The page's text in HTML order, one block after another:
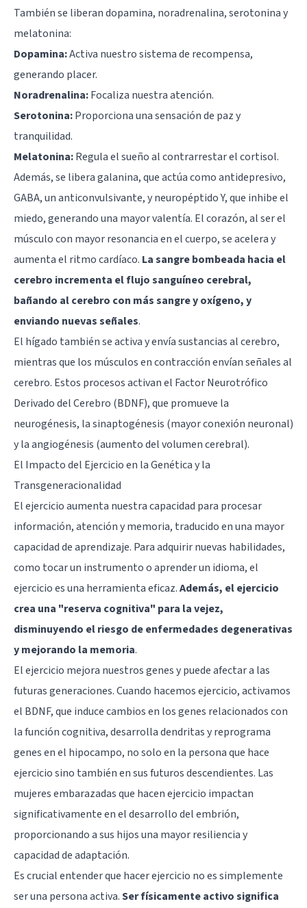
También se liberan dopamina, noradrenalina, serotonina y
melatonina:
Dopamina:Activa nuestro sistema de recompensa,
generando placer.
Noradrenalina:Focaliza nuestra atención.
Serotonina:Proporciona una sensación de paz y
tranquilidad.
Melatonina:Regula el sueño al contrarrestar el cortisol.
Además, se libera galanina, que actúa como antidepresivo,
GABA, un anticonvulsivante, y neuropéptido Y, que inhibe el
miedo, generando una mayor valentía. El corazón, al ser el
músculo con mayor resonancia en el cuerpo, se acelera y
aumenta el ritmo cardíaco. La sangre bombeada hacia el
cerebro incrementa el flujo sanguíneo cerebral,
bañando al cerebro con más sangre y oxígeno, y
enviando nuevas señales.
El hígado también se activa y envía sustancias al cerebro,
mientras que los músculos en contracción envían señales al
cerebro. Estos procesos activan el Factor Neurotrófico
Derivado del Cerebro (BDNF), que promueve la
neurogénesis, la sinaptogénesis (mayor conexión neuronal)
y la angiogénesis (aumento del volumen cerebral).
El Impacto del Ejercicio en la Genética y la
Transgeneracionalidad
El ejercicio aumenta nuestra capacidad para procesar
información, atención y memoria, traducido en una mayor
capacidad de aprendizaje. Para adquirir nuevas habilidades,
como tocar un instrumento o aprender un idioma, el
ejercicio es una herramienta eficaz.Además, el ejercicio
crea una "reserva cognitiva" para la vejez,
disminuyendo el riesgo de enfermedades degenerativas
y mejorando la memoria.
El ejercicio mejora nuestros genes y puede afectar a las
futuras generaciones. Cuando hacemos ejercicio, activamos
el BDNF, que induce cambios en los genes relacionados con
la función cognitiva, desarrolla dendritas y reprograma
genes en el hipocampo, no solo en la persona que hace
ejercicio sino también en sus futuros descendientes. Las
mujeres embarazadas que hacen ejercicio impactan
significativamente en el desarrollo del embrión,
proporcionando a sus hijos una mayor resiliencia y
capacidad de adaptación.
Es crucial entender que hacer ejercicio no es simplemente
ser una persona activa.Ser físicamente activo significa